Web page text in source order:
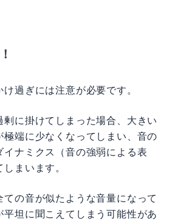
過ぎには注意が必要です。
剰に掛けてしまった場合、大きい
端に少なくなってしまい、音の
ナミクス（音の強弱による表
まいます。
の音が似たような音量になって
平坦に聞こえてしまう可能性があ